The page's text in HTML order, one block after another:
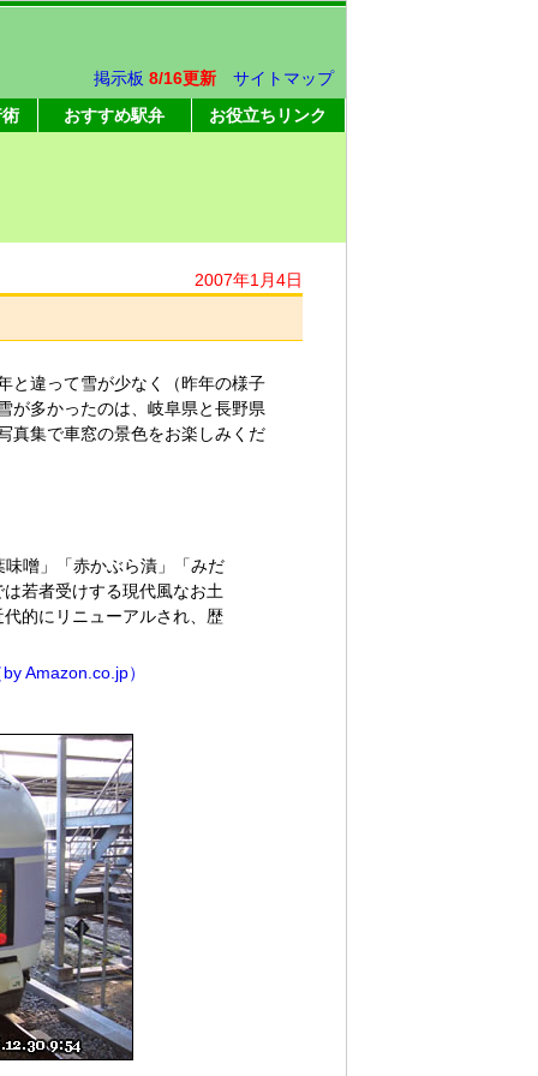
掲示板 8/16更新
サイトマップ
おすすめ駅弁 お役立ちリンク
2007年1月4日
と違って雪が少なく（昨年の様子
が多かったのは、岐阜県と長野県
真集で車窓の景色をお楽しみくだ
噌」「赤かぶら漬」「みだ
若者受けする現代風なお土
的にリニューアルされ、歴
Amazon.co.jp）